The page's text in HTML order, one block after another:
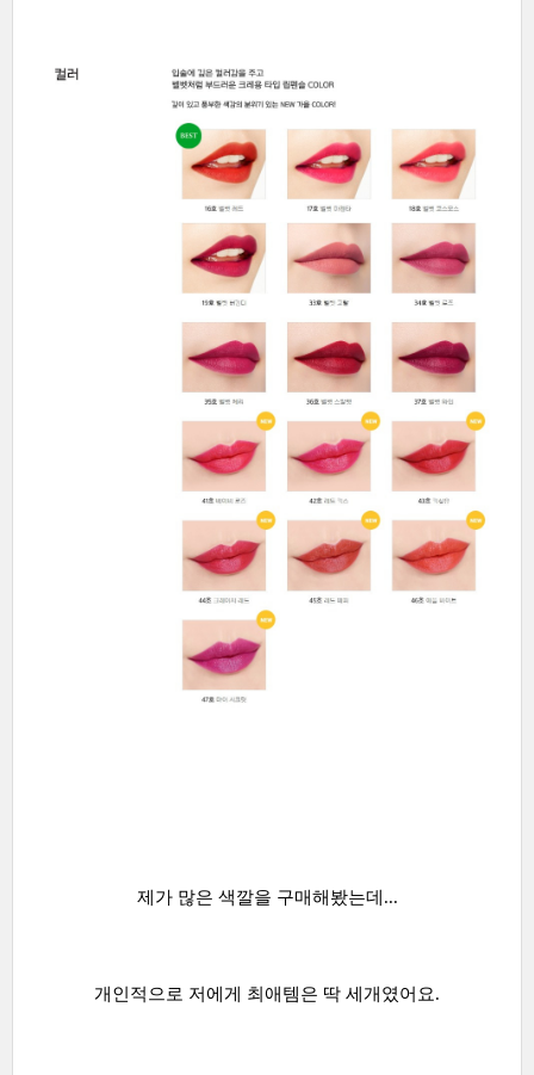
제가 많은 색깔을 구매해봤는데...
개인적으로 저에게 최애템은 딱 세개였어요.